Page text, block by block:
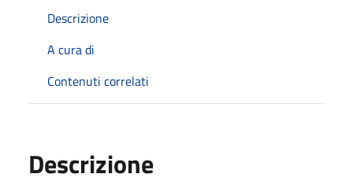
Descrizione
A cura di
Contenuti correlati
Descrizione